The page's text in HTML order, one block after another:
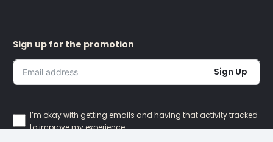
Sign up for the promotion
Sign Up
I’m okay with getting emails and having that activity tracked
to improve my experience.